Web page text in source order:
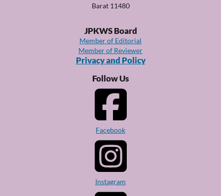
Barat 11480
JPKWS Board
Member of Editorial
Member of Reviewer
Privacy and Policy
Follow Us
Facebook
Instagram